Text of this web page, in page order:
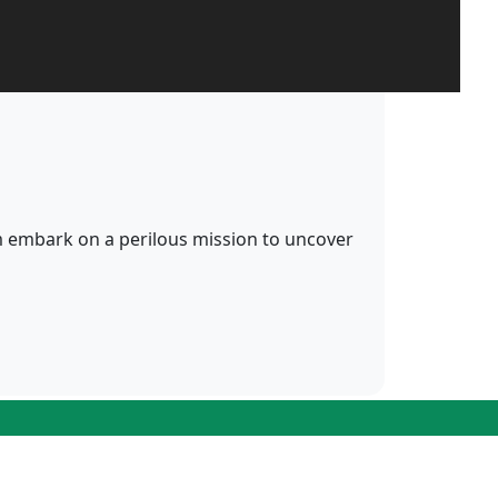
embark on a perilous mission to uncover